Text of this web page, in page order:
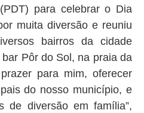
para celebrar o Dia
muita diversão e reuniu
bairros da cidade
Pôr do Sol, na praia da
para mim, oferecer
do nosso município, e
de diversão em família”,